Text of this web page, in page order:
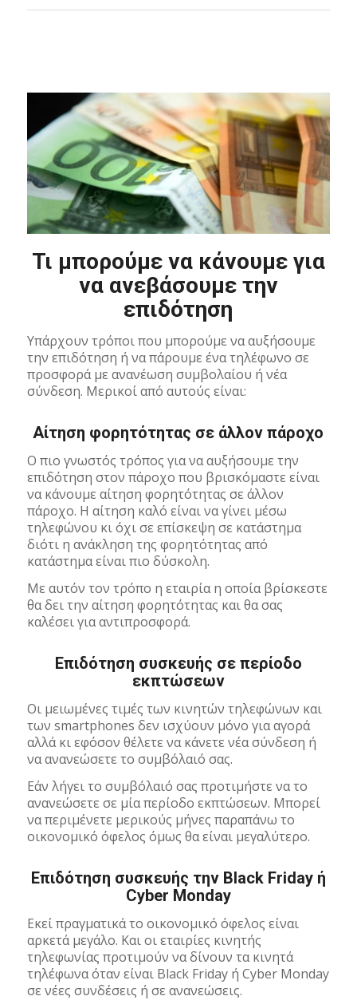
Τι μπορούμε να κάνουμε για
να ανεβάσουμε την
επιδότηση
Υπάρχουν τρόποι που μπορούμε να αυξήσουμε
την επιδότηση ή να πάρουμε ένα τηλέφωνο σε
προσφορά με ανανέωση συμβολαίου ή νέα
σύνδεση. Μερικοί από αυτούς είναι:
Αίτηση φορητότητας σε άλλον πάροχο
Ο πιο γνωστός τρόπος για να αυξήσουμε την
επιδότηση στον πάροχο που βρισκόμαστε είναι
να κάνουμε αίτηση φορητότητας σε άλλον
πάροχο. Η αίτηση καλό είναι να γίνει μέσω
τηλεφώνου κι όχι σε επίσκεψη σε κατάστημα
διότι η ανάκληση της φορητότητας από
κατάστημα είναι πιο δύσκολη.
Με αυτόν τον τρόπο η εταιρία η οποία βρίσκεστε
θα δει την αίτηση φορητότητας και θα σας
καλέσει για αντιπροσφορά.
Επιδότηση συσκευής σε περίοδο
εκπτώσεων
Οι μειωμένες τιμές των κινητών τηλεφώνων και
των smartphones δεν ισχύουν μόνο για αγορά
αλλά κι εφόσον θέλετε να κάνετε νέα σύνδεση ή
να ανανεώσετε το συμβόλαιό σας.
Εάν λήγει το συμβόλαιό σας προτιμήστε να το
ανανεώσετε σε μία περίοδο εκπτώσεων. Μπορεί
να περιμένετε μερικούς μήνες παραπάνω το
οικονομικό όφελος όμως θα είναι μεγαλύτερο.
Επιδότηση συσκευής την Black Friday ή
Cyber Monday
Εκεί πραγματικά το οικονομικό όφελος είναι
αρκετά μεγάλο. Και οι εταιρίες κινητής
τηλεφωνίας προτιμούν να δίνουν τα κινητά
τηλέφωνα όταν είναι Black Friday ή Cyber Monday
σε νέες συνδέσεις ή σε ανανεώσεις.